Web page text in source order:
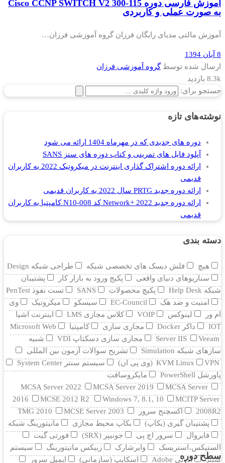
آموزش فارسی دوره Cisco CCNP SWITCH V2 300-115
به صورت عملی و کاربردی
آموزش مالتی مدیای رایگان فرزان گروه آموزشی فرزان…
8 آبان 1394
ارسال شده توسطگروه آموزشی فرزان
8.3k بازدید
جستجو برای:
نوشته‌های تازه
دوره های جدیدی که در مهرماه 1404 ارائه می شود
آپلود فایل های تمرینی و کتاب دوره های سنز SANS
ارائه دوره اشتراک گذاری اینترنت در میکروتیک 2022 به کاربران
قدیمی
ارائه دوره جدید PRTG سال 2022 به کاربران قدیمی
ارائه دوره جدید Network+ 2022 کد N10-008 کامپتیا به کاربران
قدیمی
دسته بندی
هیچ فلش دیسک های تخصصی شبکه
طراحی شبکه Design
سناریوهای دنیای واقعی
پکیج ورود به بازار کار
پشتیبان
شبکه Help Desk
پکیچ محصولات SANS
تست نفوذ PenTest
امنیت و ضد هک
EC-Council سیسکو میکروتیک
وی
ام ور
لینوکس VOIP کلاس مجازی LMS
اینترنت اشیا
IOT
داکر Docker مجازی سازی کامپتیا
Microsoft Web
Server IIS
Veeam مجازی سازی دسکتاپ VDI
شبیه
سازهای شبکه Simulation
تشریح سوالات آزمون بین المللی
KVM Linux
VPN (وی پی ان)
سیستم سنتر System Center
پاورشل PowerShell
مایکروسافت
MCSA Server 2022
MCSA Server 2019
MCSA Server
2016
MCSE 2012 R2 Windows 7, 8.1, 10
MCITP Server
2008R2
اکسچنج سرور TMG 2010
MCSE Server 2003
پشتیبان گیری (بکاپ)
بکاپ محیط مجازی
مانيتورينگ شبکه
فایروال
سرور اچ پی جونیپر (SRX)
فورتی گیت
الستیکس،استریسک
وایرشارک زبیکس مانیتورینگ
سیستم
سنتر
ادوبی Adobe اسکایپ (سازمانی)
ایمیل سرور
سطح دوره